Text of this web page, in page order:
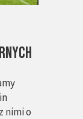
nimi o